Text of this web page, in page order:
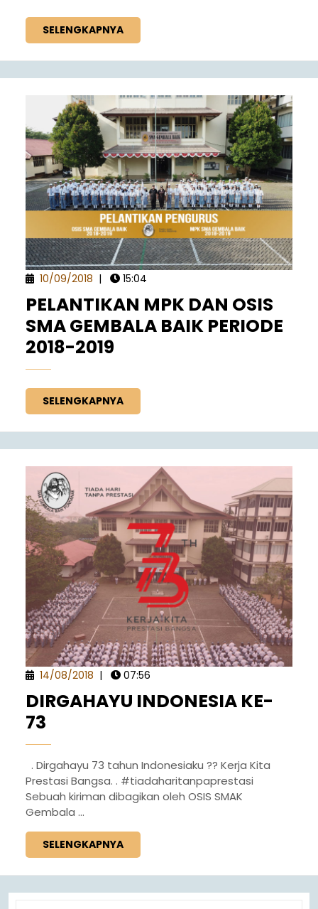
SELENGKAPNYA
10/09/2018 | 15:04
PELANTIKAN MPK DAN OSIS
SMA GEMBALA BAIK PERIODE
2018-2019
SELENGKAPNYA
14/08/2018 | 07:56
DIRGAHAYU INDONESIA KE-
73
. Dirgahayu 73 tahun Indonesiaku ?? Kerja Kita
Prestasi Bangsa. . #tiadaharitanpaprestasi
Sebuah kiriman dibagikan oleh OSIS SMAK
Gembala ...
SELENGKAPNYA